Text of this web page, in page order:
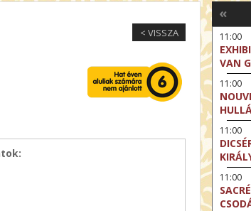
< VISSZA
«
11:00
VAN
11:00
11:00
11:00